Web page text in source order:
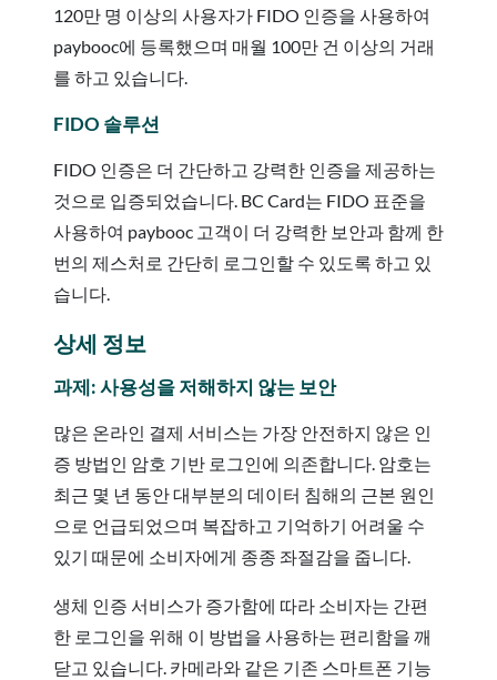
120만 명 이상의 사용자가 FIDO 인증을 사용하여
paybooc에 등록했으며 매월 100만 건 이상의 거래
를 하고 있습니다.
FIDO 솔루션
FIDO 인증은 더 간단하고 강력한 인증을 제공하는
것으로 입증되었습니다. BC Card는 FIDO 표준을
사용하여 paybooc 고객이 더 강력한 보안과 함께 한
번의 제스처로 간단히 로그인할 수 있도록 하고 있
습니다.
상세 정보
과제: 사용성을 저해하지 않는 보안
많은 온라인 결제 서비스는 가장 안전하지 않은 인
증 방법인 암호 기반 로그인에 의존합니다. 암호는
최근 몇 년 동안 대부분의 데이터 침해의 근본 원인
으로 언급되었으며 복잡하고 기억하기 어려울 수
있기 때문에 소비자에게 종종 좌절감을 줍니다.
생체 인증 서비스가 증가함에 따라 소비자는 간편
한 로그인을 위해 이 방법을 사용하는 편리함을 깨
닫고 있습니다. 카메라와 같은 기존 스마트폰 기능